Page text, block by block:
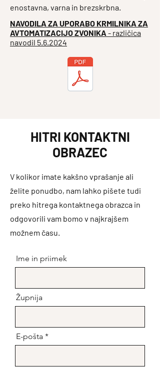
enostavna, varna in brezskrbna.
NAVODILA ZA UPORABO KRMILNIKA ZA
AVTOMATIZACIJO ZVONIKA - različica
navodil 5.6.2024
HITRI KONTAKTNI
OBRAZEC
V kolikor imate kakšno vprašanje ali
želite ponudbo, nam lahko pišete tudi
preko hitrega kontaktnega obrazca in
odgovorili vam bomo v najkrajšem
možnem času.
Ime in priimek
Župnija
E-pošta